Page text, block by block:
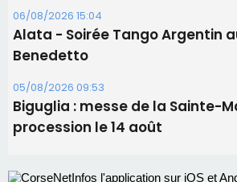
09/08/2026 11:04
Festa di l’Associi Curtinesi le
06/08/2026 15:57
Ucciani – Marché des
11 août
06/08/2026 15:25
projection sous les étoiles